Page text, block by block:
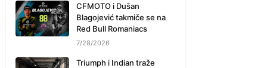
CFMOTO i Dušan
Blagojević takmiče se na
Red Bull Romaniacs
7/28/2026
Triumph i Indian traže